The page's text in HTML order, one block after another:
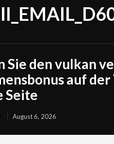
Sie den vulkan
auf der
Seite
August 6, 2026